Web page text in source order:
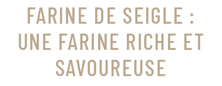
FARINE DE SEIGLE :
UNE FARINE RICHE ET
SAVOUREUSE